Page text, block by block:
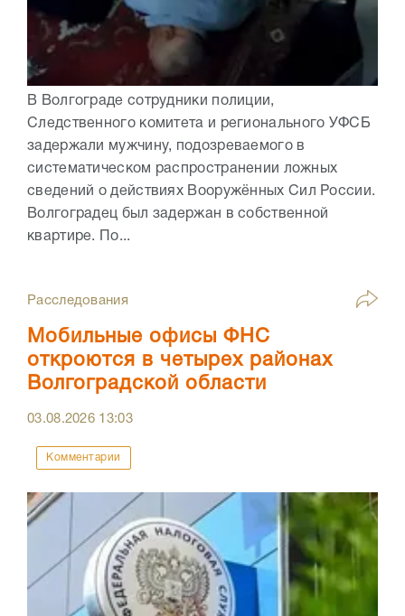
В Волгограде сотрудники полиции,
Следственного комитета и регионального УФСБ
задержали мужчину, подозреваемого в
систематическом распространении ложных
сведений о действиях Вооружённых Сил России.
Волгоградец был задержан в собственной
квартире. По...
Расследования
Мобильные офисы ФНС
откроются в четырех районах
Волгоградской области
03.08.2026 13:03
Комментарии